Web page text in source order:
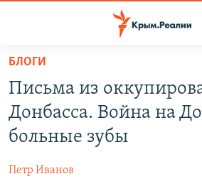
Вернуться
основному
содержанию
Вернутся
главной
навигации
СПЕЦПРОЕКТЫ
11 ЛЕТ ОККУПАЦИИ КРЫМА. 11 ИСТОРИЙ
ВОДА
ЕЩЕ
БЛОГИ
Письма из
Донбасса. Война на
больные зубы
Петр Иванов